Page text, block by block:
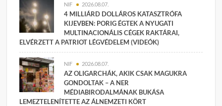
NIF 2026.08.07.
4 MILLIÁRD DOLLÁROS KATASZTRÓFA
KIJEVBEN: PORIG ÉGTEK A NYUGATI
MULTINACIONÁLIS CÉGEK RAKTÁRAI,
ELVÉRZETT A PATRIOT LÉGVÉDELEM (VIDEÓK)
NIF 2026.08.07.
AZ OLIGARCHÁK, AKIK CSAK MAGUKRA
GONDOLTAK – A NER
MÉDIABIRODALMÁNAK BUKÁSA
LEMEZTELENÍTETTE AZ ÁLNEMZETI KÖRT